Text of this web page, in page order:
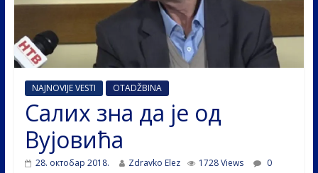
NAJNOVIJE VESTI OTADŽBINA
Салих зна да је од
Вујовића
28. октобар 2018. Zdravko Elez 1728 Views
0